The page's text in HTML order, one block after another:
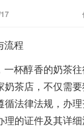
流程
一杯醇香的奶茶
奶茶店，不仅需
循法律法规，办
的证件及其详细